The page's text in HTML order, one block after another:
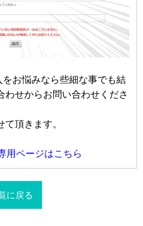
お悩みなら些細な事でも結
わせからお問い合わせくださ
頂きます。
用ページはこちら
に戻る